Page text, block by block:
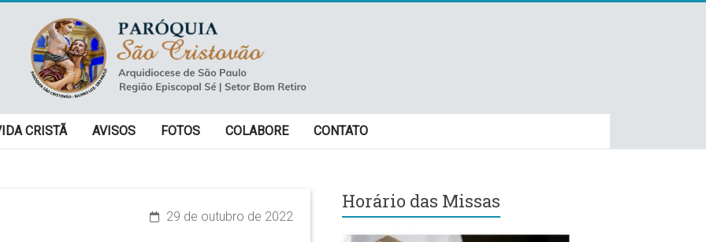
CRISTÃ AVISOS FOTOS COLABORE CONTATO
29 de outubro de 2022
Horário das Missas